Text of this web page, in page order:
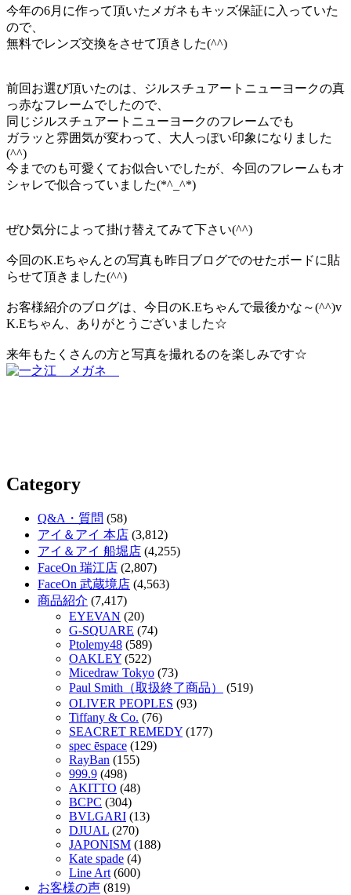
今年の6月に作って頂いたメガネもキッズ保証に入っていた
ので、
無料でレンズ交換をさせて頂きした(^^)
前回お選び頂いたのは、ジルスチュアートニューヨークの真
っ赤なフレームでしたので、
同じジルスチュアートニューヨークのフレームでも
ガラッと雰囲気が変わって、大人っぽい印象になりました
(^^)
今までのも可愛くてお似合いでしたが、今回のフレームもオ
シャレで似合っていました(*^_^*)
ぜひ気分によって掛け替えてみて下さい(^^)
今回のK.Eちゃんとの写真も昨日ブログでのせたボードに貼
らせて頂きました(^^)
お客様紹介のブログは、今日のK.Eちゃんで最後かな～(^^)v
K.Eちゃん、ありがとうございました☆
来年もたくさんの方と写真を撮れるのを楽しみです☆
Category
Q&A・質問 (58)
アイ＆アイ 本店 (3,812)
アイ＆アイ 船堀店 (4,255)
FaceOn 瑞江店 (2,807)
FaceOn 武蔵境店 (4,563)
商品紹介 (7,417)
EYEVAN (20)
G-SQUARE (74)
Ptolemy48 (589)
OAKLEY (522)
Micedraw Tokyo (73)
Paul Smith（取扱終了商品）
(519)
OLIVER PEOPLES (93)
Tiffany & Co. (76)
SEACRET REMEDY (177)
spec ēspace (129)
RayBan (155)
999.9 (498)
AKITTO (48)
BCPC (304)
BVLGARI (13)
DJUAL (270)
JAPONISM (188)
Kate spade (4)
Line Art (600)
お客様の声 (819)